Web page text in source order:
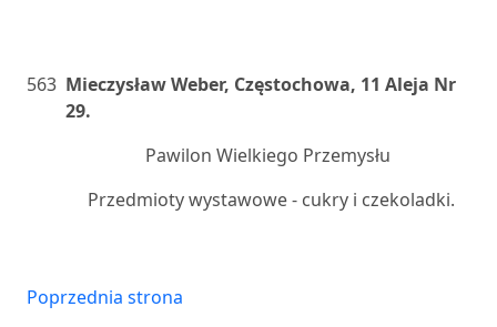
563 Mieczysław Weber, Częstochowa, 11 Aleja Nr
29.
Pawilon Wielkiego Przemysłu
Przedmioty wystawowe - cukry i czekoladki.
Poprzednia strona